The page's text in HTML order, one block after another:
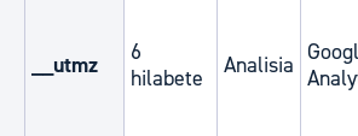
__utmz
6
hilabete
Analisia